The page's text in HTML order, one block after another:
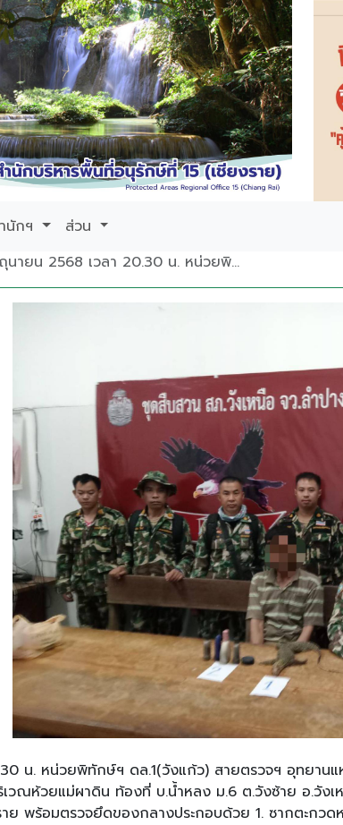
นักฯ ส่วน
8 มิถุนายน 2568 เวลา 20.30 น. หน่วยพิทักษ์ฯ ดล.1(วังแก้ว) สายตรวจฯ อุทยานแห่งชาติดอยหลวง และหน่วยพิทักษ์ฯ ดล.5(ปางอ้อย) ออกลาดตระเวนเชิงคุณภาพ(Smart Patrol) บริเวณห้วยแม่ผาดิน ท้องที่ บ.น้ำหลง ม.6 ต.วังซ้าย อ.วังเหนือ จ.ลำปาง ตรวจพบการกระทำผิดกฎหมายฯ ซึ่งเป็นการล่าสัตว์ พร้อมจับกุมผู้กระทำผิด จำนวน 1 ราย พร้อมตรวจยึดของกลางประกอบด้วย 1. ซากตะกวดหรือแลน จำนวน1 ซาก หนัก 600 กรัม (สัตว์ป่าคุ้มครองจำพวกสัตว์เลื้อยคลานลำดับที่ 36) กฎกระทรวงกำหนดให้สัตว์ป่าบางชนิดเป็นสัตว์คุ้มครอง พ.ศ. 2567 2. เครื่องกระสุน จำนวน 1 ชุด 3. รถไถเดินตาม จำนวน 1 คัน(พร้อมล้อพ่วง)
น. หน่วยพิทักษ์ฯ ดล.1(วังแก้ว) สายตรวจฯ อุทยาน
งที่ บ.น้ำหลง ม.6 ต.วังซ้าย อ.วังเหนือ จ.ลำปาง ตรวจพบการกระทำผิดกฎหมายฯ ซึ่ง
วย 1. ซากตะกวดหรือแลน จำนวน1 ซาก หนัก 600 กรัม (สัตว์ป่าคุ้มครองจำพวกสัตว์เลื้อย